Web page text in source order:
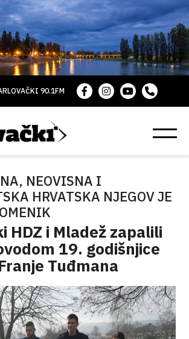
90.1FM
NEOVISNA I
HRVATSKA NJEGOV JE
HDZ i Mladež zapalili
19. godišnjice
Tuđmana